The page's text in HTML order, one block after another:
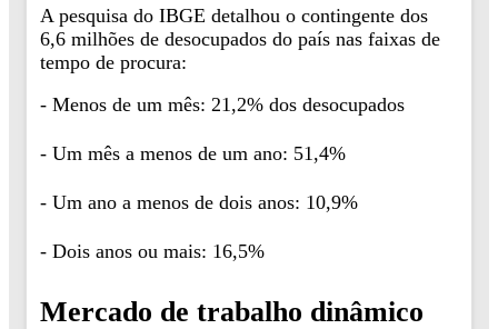
A pesquisa do IBGE detalhou o contingente dos
6,6 milhões de desocupados do país nas faixas de
tempo de procura:
- Menos de um mês: 21,2% dos desocupados
- Um mês a menos de um ano: 51,4%
- Um ano a menos de dois anos: 10,9%
- Dois anos ou mais: 16,5%
Mercado de trabalho dinâmico